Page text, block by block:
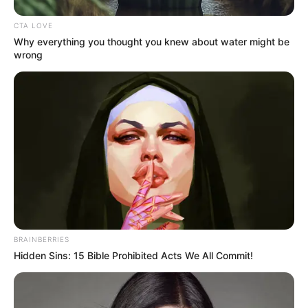
Την λένε «Κυκλάδες χωρίς πλοίο» και είναι 1
ώρα από Χαλκίδα – Υπερβολή ή όχι;
Θλίψη στην Εύβοια για γυναίκα
Ακολουθήστε το evianews.com στο
ΤΑ ΠΙΟ ΔΗΜΟΦΙΛΗ
CTA LOVE
Why everything you thought you knew about water might be
wrong
BRAINBERRIES
Hidden Sins: 15 Bible Prohibited Acts We All Commit!